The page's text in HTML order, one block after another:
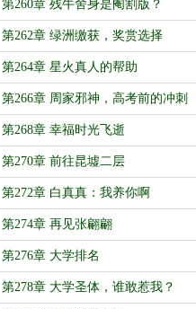
第260章 残牛舍身是阉割版？
第262章 绿洲缴获，奖赏选择
第264章 星火真人的帮助
第266章 周家邪神，高考前的冲刺
第268章 幸福时光飞逝
第270章 前往昆墟二层
第272章 白真真：我养你啊
第274章 再见张翩翩
第276章 大学排名
第278章 大学圣体，谁敢惹我？